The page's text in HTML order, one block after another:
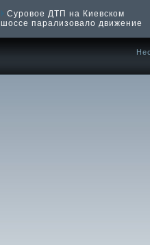
Суровое ДТП на Киевском
шоссе парализовало движение